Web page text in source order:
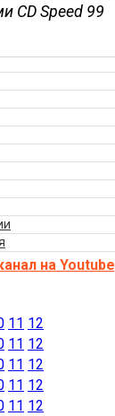
CD Speed 99
на Youtube
11 12
11 12
11 12
11 12
11 12